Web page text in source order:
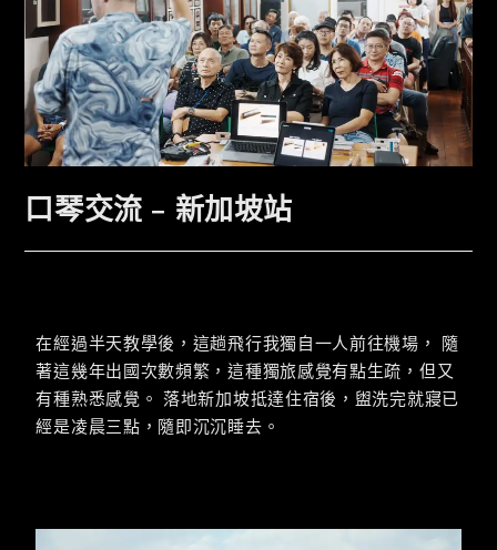
口琴交流 – 新加坡站
在經過半天教學後，這趟飛行我獨自一人前往機場， 隨
著這幾年出國次數頻繁，這種獨旅感覺有點生疏，但又
有種熟悉感覺。 落地新加坡抵達住宿後，盥洗完就寢已
經是凌晨三點，隨即沉沉睡去。